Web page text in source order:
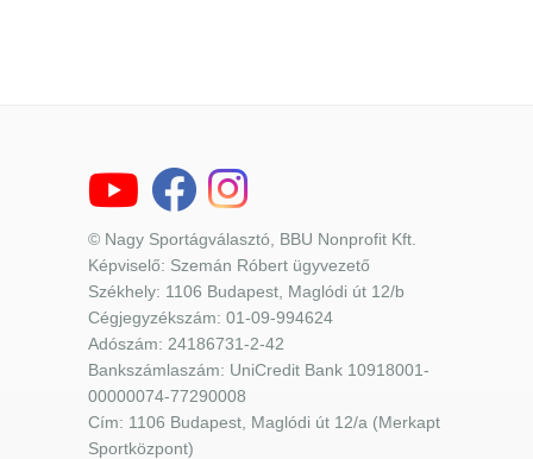
© Nagy Sportágválasztó, BBU Nonprofit Kft.
Képviselő: Szemán Róbert ügyvezető
Székhely: 1106 Budapest, Maglódi út 12/b
Cégjegyzékszám: 01-09-994624
Adószám: 24186731-2-42
Bankszámlaszám: UniCredit Bank 10918001-
00000074-77290008
Cím: 1106 Budapest, Maglódi út 12/a (Merkapt
Sportközpont)